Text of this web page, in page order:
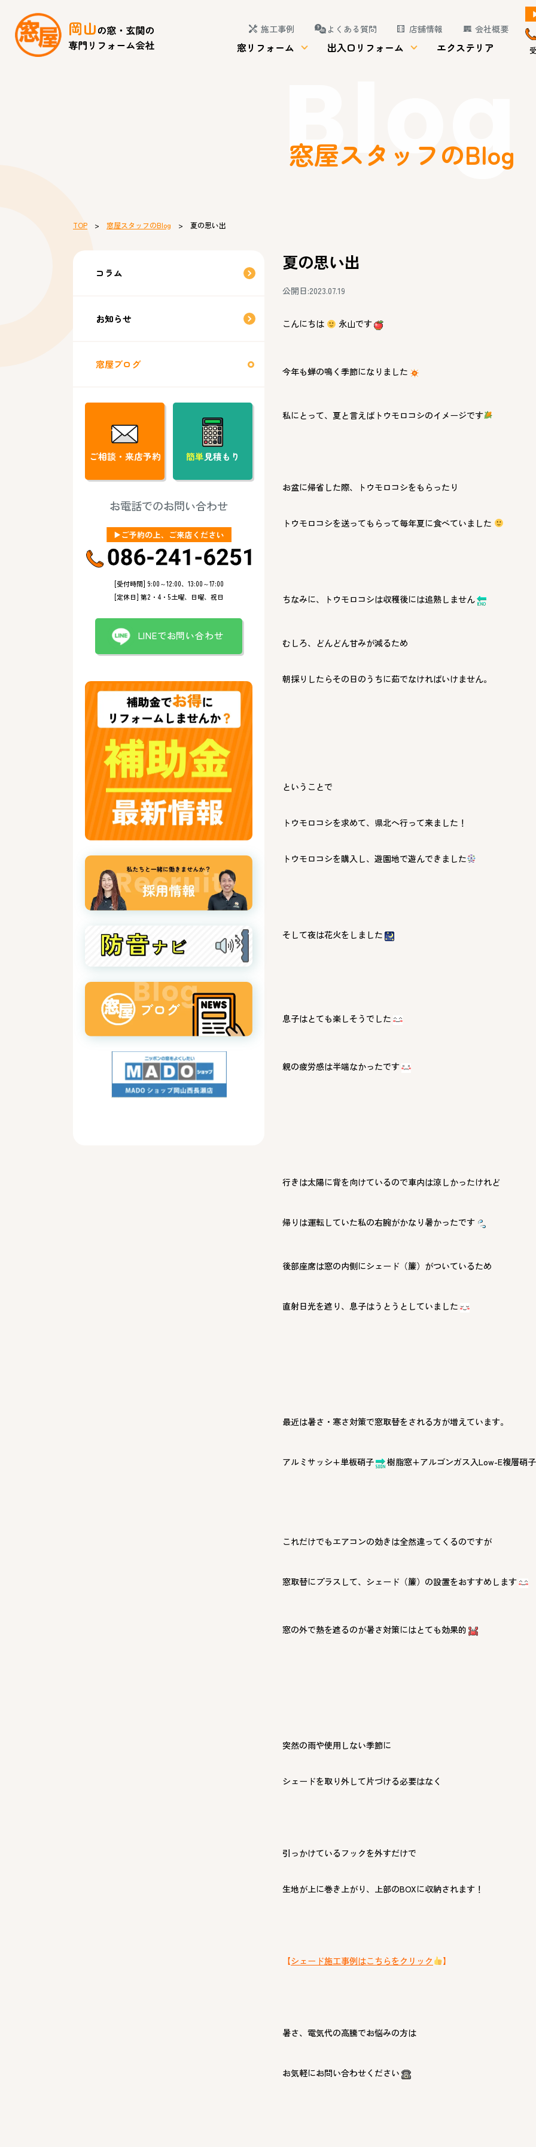
施工事例 よくある質問 店舗情報 会社概要
窓リフォーム 出入口リフォーム エクステリア
Blog
窓屋スタッフのBlog
TOP > 窓屋スタッフのBlog > 夏の思い出
夏の思い出
公開日:2023.07.19
こんにちは 永山です
今年も蝉の鳴く季節になりました
私にとって、夏と言えばトウモロコシのイメージです
お盆に帰省した際、トウモロコシをもらったり
トウモロコシを送ってもらって毎年夏に食べていました
ちなみに、トウモロコシは収穫後には追熟しません
むしろ、どんどん甘みが減るため
朝採りしたらその日のうちに茹でなければいけません。
ということで
トウモロコシを求めて、県北へ行って来ました！
トウモロコシを購入し、遊園地で遊んできました
そして夜は花火をしました
息子はとても楽しそうでした
親の疲労感は半端なかったです
行きは太陽に背を向けているので車内は涼しかったけれど
帰りは運転していた私の右腕がかなり暑かったです
後部座席は窓の内側にシェード（簾）がついているため
直射日光を遮り、息子はうとうとしていました
最近は暑さ・寒さ対策で窓取替をされる方が増えています。
アルミサッシ+単板硝子 樹脂窓+アルゴンガス入Low-E複層硝
これだけでもエアコンの効きは全然違ってくるのですが
窓取替にプラスして、シェード（簾）の設置をおすすめします
窓の外で熱を遮るのが暑さ対策にはとても効果的
突然の雨や使用しない季節に
シェードを取り外して片づける必要はなく
引っかけているフックを外すだけで
生地が上に巻き上がり、上部のBOXに収納されます！
【シェード施工事例はこちらをクリック 】
暑さ、電気代の高騰でお悩みの方は
お気軽にお問い合わせください
コラム
お知らせ
窓屋ブログ
ご相談・来店予約 簡単見積もり
お電話でのお問い合わせ
[受付時間] 9:00～12:00、13:00～17:00
[定休日] 第2・4・5土曜、日曜、祝日
LINEでお問い合わせ